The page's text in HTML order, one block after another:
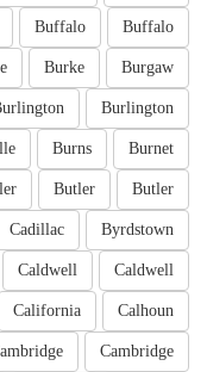
Buffalo
Buffalo
Burgaw
Burke
Burlington
Burnet
Burns
Butler
Butler
Byrdstown
Cadillac
Caldwell
Caldwell
Calhoun
California
Cambridge